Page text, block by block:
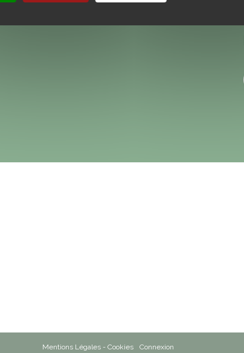
Mentions Légales - Cookies Connexion